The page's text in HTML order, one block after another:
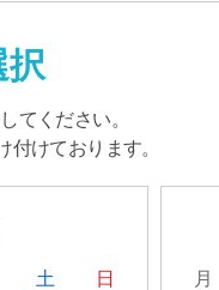
てください。
付けております。
土 日 月